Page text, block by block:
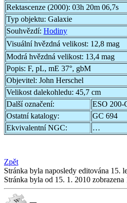
Rektascenze (2000): 03h 20m 06,7s
Typ objektu: Galaxie
Souhvězdí: Hodiny
Visuální hvězdná velikost: 12,8 mag
Modrá hvězdná velikost: 13,4 mag
Popis: F, pL, mE 37°, gbM
Objevitel: John Herschel
Velikost dalekohledu: 45,7 cm
Další označení:
ESO 200-
Ostatní katalogy:
GC 694
Ekvivalentní NGC:
…
Zpět
Stránka byla naposledy editována 15.
Stránka byla od 15. 1. 2010 zobrazena